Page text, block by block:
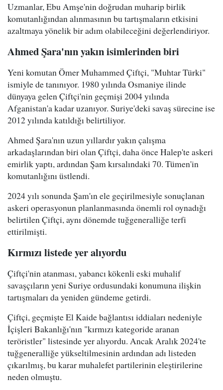
Uzmanlar, Ebu Amşe'nin doğrudan muharip birlik
komutanlığından alınmasının bu tartışmaların etkisini
azaltmaya yönelik bir adım olabileceğini değerlendiriyor.
Ahmed Şara'nın yakın isimlerinden biri
Yeni komutan Ömer Muhammed Çiftçi, "Muhtar Türki"
ismiyle de tanınıyor. 1980 yılında Osmaniye ilinde
dünyaya gelen Çiftçi'nin geçmişi 2004 yılında
Afganistan'a kadar uzanıyor. Suriye'deki savaş sürecine ise
2012 yılında katıldığı belirtiliyor.
Ahmed Şara'nın uzun yıllardır yakın çalışma
arkadaşlarından biri olan Çiftçi, daha önce Halep'te askeri
emirlik yaptı, ardından Şam kırsalındaki 70. Tümen'in
komutanlığını üstlendi.
2024 yılı sonunda Şam'ın ele geçirilmesiyle sonuçlanan
askeri operasyonun planlanmasında önemli rol oynadığı
belirtilen Çiftçi, aynı dönemde tuğgeneralliğe terfi
ettirilmişti.
Kırmızı listede yer alıyordu
Çiftçi'nin atanması, yabancı kökenli eski muhalif
savaşçıların yeni Suriye ordusundaki konumuna ilişkin
tartışmaları da yeniden gündeme getirdi.
Çiftçi, geçmişte El Kaide bağlantısı iddiaları nedeniyle
İçişleri Bakanlığı'nın "kırmızı kategoride aranan
teröristler" listesinde yer alıyordu. Ancak Aralık 2024'te
tuğgeneralliğe yükseltilmesinin ardından adı listeden
çıkarılmış, bu karar muhalefet partilerinin eleştirilerine
neden olmuştu.